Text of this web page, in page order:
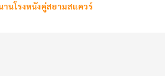
นโรงหนังคู่สยามสแควร์